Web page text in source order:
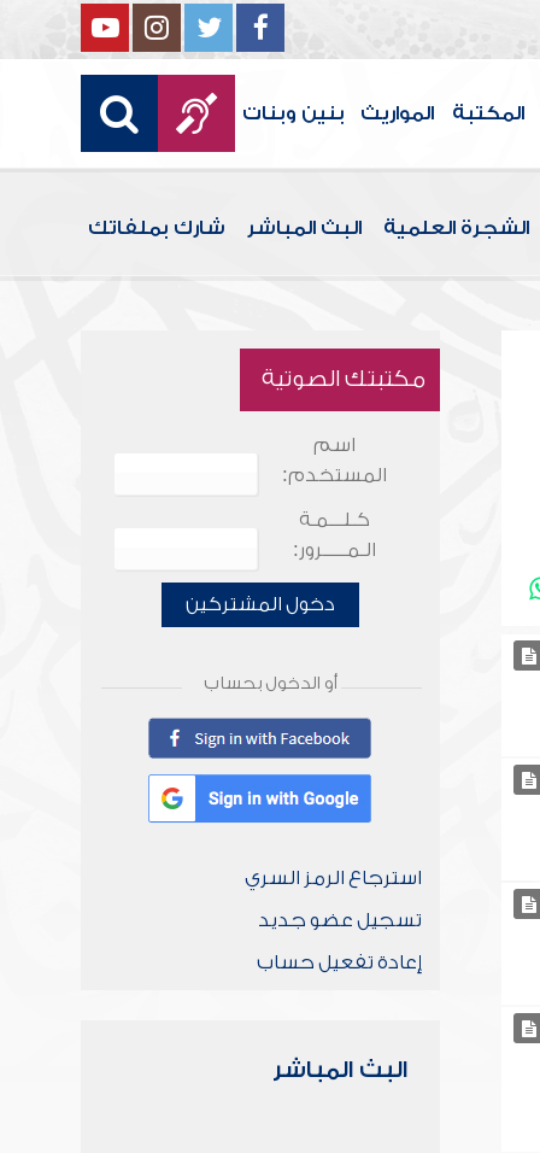
المكتبة المواريث بنين وبنات
الشجرة العلمية البث المباشر شارك بملفاتك
مكتبتك الصوتية
اسم
المستخدم:
كـلـــمـة
الـمـــــرور:
دخول المشتركين
أو الدخول بحساب
استرجاع الرمز السري
تسجيل عضو جديد
إعادة تفعيل حساب
البث المباشر